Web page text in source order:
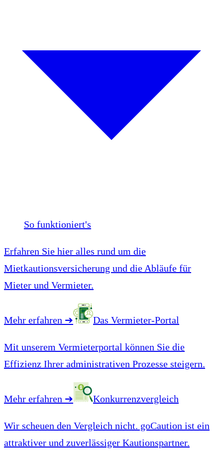
So funktioniert's
Erfahren Sie hier alles rund um die
Mietkautionsversicherung und die Abläufe für
Mieter und Vermieter.
Mehr erfahren ➔ Das Vermieter-Portal
Mit unserem Vermieterportal können Sie die
Effizienz Ihrer administrativen Prozesse steigern.
Mehr erfahren ➔ Konkurrenzvergleich
Wir scheuen den Vergleich nicht. goCaution ist ein
attraktiver und zuverlässiger Kautionspartner.